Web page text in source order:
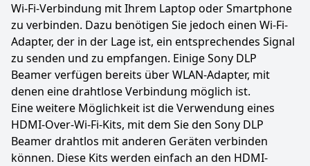
Wi-Fi-Verbindung mit Ihrem Laptop oder Smartphone
zu verbinden. Dazu benötigen Sie jedoch einen Wi-Fi-
Adapter, der in der Lage ist, ein entsprechendes Signal
zu senden und zu empfangen. Einige Sony DLP
Beamer verfügen bereits über WLAN-Adapter, mit
denen eine drahtlose Verbindung möglich ist.
Eine weitere Möglichkeit ist die Verwendung eines
HDMI-Over-Wi-Fi-Kits, mit dem Sie den Sony DLP
Beamer drahtlos mit anderen Geräten verbinden
können. Diese Kits werden einfach an den HDMI-